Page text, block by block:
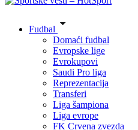
Fudbal
Domaći fudbal
Evropske lige
Evrokupovi
Saudi Pro liga
Reprezentacija
Transferi
Liga šampiona
Liga evrope
FK Crvena zvezda